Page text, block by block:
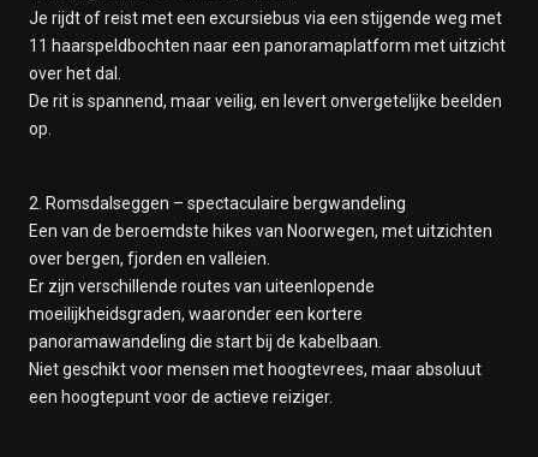
Je rijdt of reist met een excursiebus via een stijgende weg met
11 haarspeldbochten naar een panoramaplatform met uitzicht
over het dal.
De rit is spannend, maar veilig, en levert onvergetelijke beelden
op.
2. Romsdalseggen – spectaculaire bergwandeling
Een van de beroemdste hikes van Noorwegen, met uitzichten
over bergen, fjorden en valleien.
Er zijn verschillende routes van uiteenlopende
moeilijkheidsgraden, waaronder een kortere
panoramawandeling die start bij de kabelbaan.
Niet geschikt voor mensen met hoogtevrees, maar absoluut
een hoogtepunt voor de actieve reiziger.